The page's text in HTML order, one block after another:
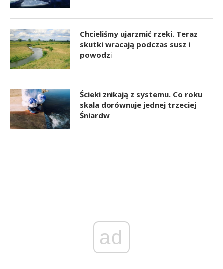
Chcieliśmy ujarzmić rzeki. Teraz
skutki wracają podczas susz i
powodzi
Ścieki znikają z systemu. Co roku
skala dorównuje jednej trzeciej
Śniardw
ad